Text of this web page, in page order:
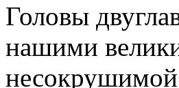
Головы
нашими